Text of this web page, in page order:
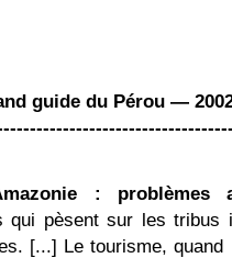
guide du Pérou —
: problèmes
qui pèsent sur les tribus
[...] Le tourisme,